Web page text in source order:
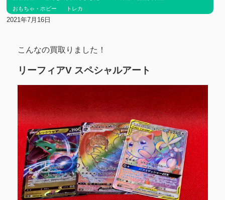
おもちゃ・ホビー
トレカ
2021年7月16日
こんなの買取りました！
リーフィアV スペシャルアート